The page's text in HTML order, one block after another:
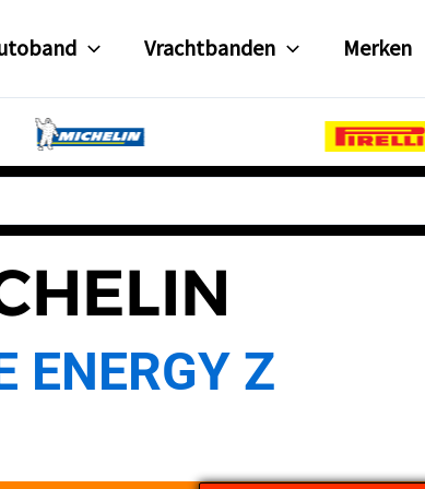
Vrachtbanden Merken
ENERGY Z